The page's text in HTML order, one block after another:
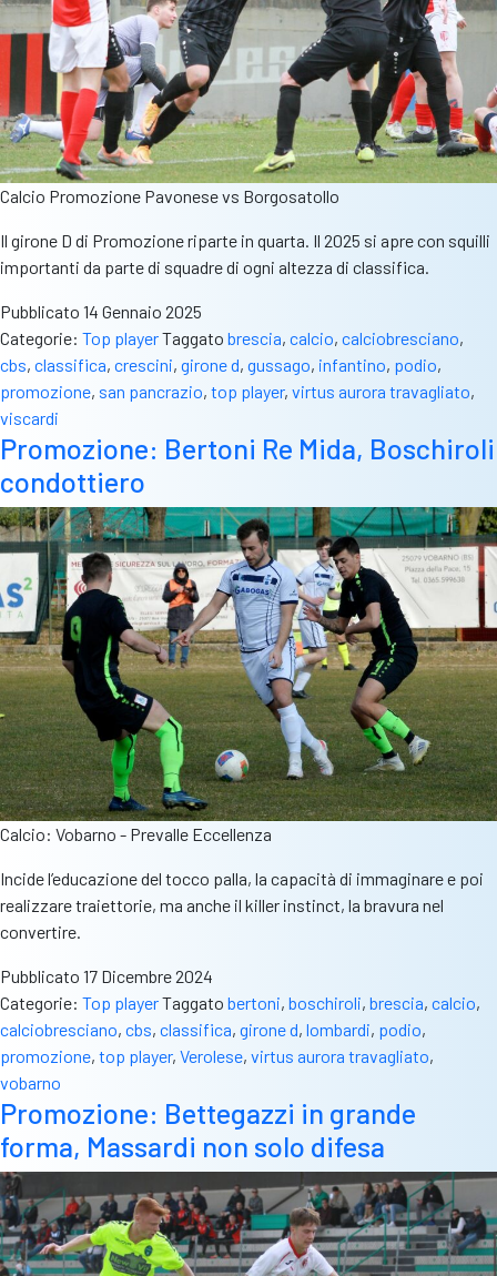
Calcio Promozione Pavonese vs Borgosatollo
Il girone D di Promozione riparte in quarta. Il 2025 si apre con squilli
importanti da parte di squadre di ogni altezza di classifica.
Pubblicato 14 Gennaio 2025
Categorie: Top playerTaggato brescia, calcio, calciobresciano,
cbs, classifica, crescini, girone d, gussago, infantino, podio,
promozione, san pancrazio, top player, virtus aurora travagliato,
viscardi
Promozione: Bertoni Re Mida, Boschiroli
condottiero
Calcio: Vobarno - Prevalle Eccellenza
Incide l’educazione del tocco palla, la capacità di immaginare e poi
realizzare traiettorie, ma anche il killer instinct, la bravura nel
convertire.
Pubblicato 17 Dicembre 2024
Categorie: Top playerTaggato bertoni, boschiroli, brescia, calcio,
calciobresciano, cbs, classifica, girone d, lombardi, podio,
promozione, top player, Verolese, virtus aurora travagliato,
vobarno
Promozione: Bettegazzi in grande
forma, Massardi non solo difesa